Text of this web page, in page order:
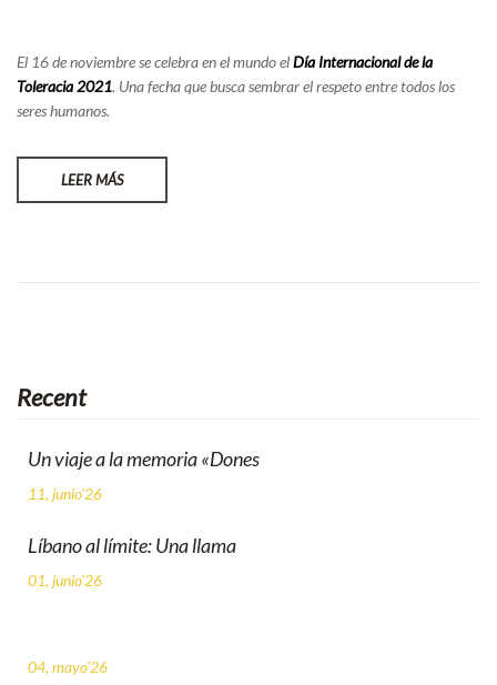
El 16 de noviembre se celebra en el mundo elDía Internacional de la
Toleracia2021. Una fecha que busca sembrar el respeto entre todos los
seres humanos.
LEER MÁS
Recent
Un viaje a la memoria «Dones
11, junio'26
Líbano al límite: Una llama
01, junio'26
04, mayo'26